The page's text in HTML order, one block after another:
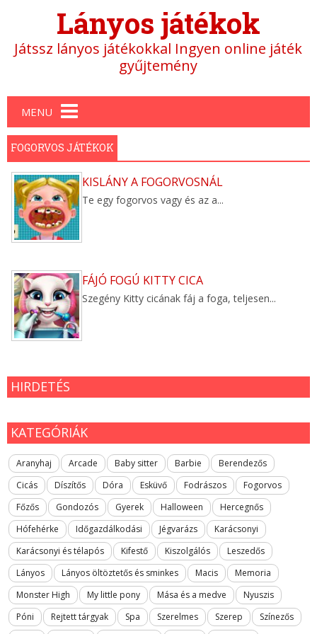
Lányos játékok
Játssz lányos játékokkal Ingyen online játék
gyűjtemény
Main menu
MENU
FOGORVOS JÁTÉKOK
KISLÁNY A FOGORVOSNÁL
Te egy fogorvos vagy és az a...
FÁJÓ FOGÚ KITTY CICA
Szegény Kitty cicának fáj a foga, teljesen...
HIRDETÉS
KATEGÓRIÁK
Aranyhaj Arcade Baby sitter Barbie
Berendezős
Cicás
Díszítős Dóra Esküvő Fodrászos
Fogorvos
Főzős
Gondozós Gyerek Halloween
Hercegnős
Hófehérke
Időgazdálkodási Jégvarázs
Karácsonyi
Karácsonyi és télapós
Kifestő Kiszolgálós
Leszedős
Lányos
Lányos öltöztetős és sminkes Macis
Memoria
Monster High
My little pony Mása és a medve
Nyuszis
Póni
Rejtett tárgyak Spa Szerelmes Szerep
Színezős